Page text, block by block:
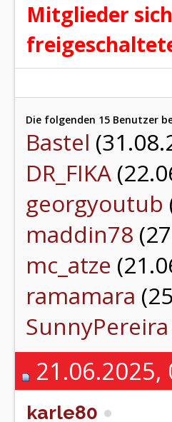
Mitglieder
Die folgenden 15 Benutzer
Bastel
DR_FIKA
georgyoutub
maddin78
mc_atze
ramamara
SunnyPereira
21.06.2025,
karle80